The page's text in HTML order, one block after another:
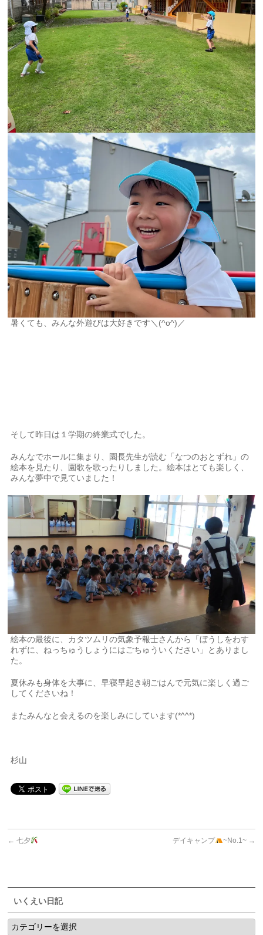
暑くても、みんな外遊びは大好きです＼(^o^)／
そして昨日は１学期の終業式でした。
みんなでホールに集まり、園長先生が読む「なつのおとずれ」の
絵本を見たり、園歌を歌ったりしました。絵本はとても楽しく、
みんな夢中で見ていました！
絵本の最後に、カタツムリの気象予報士さんから「ぼうしをわす
れずに、ねっちゅうしょうにはごちゅういください」とありまし
た。
夏休みも身体を大事に、早寝早起き朝ごはんで元気に楽しく過ご
してくださいね！
またみんなと会えるのを楽しみにしています(*^^*)
杉山
← 七夕 デイキャンプ ~No.1~ →
いくえい日記
い
く